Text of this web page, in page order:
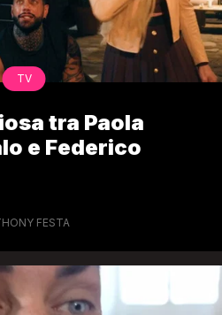
TV
tra Paola
e Federico
FESTA